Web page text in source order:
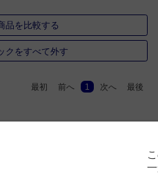
品を比較する
クをすべて外す
最初 前へ 1 次へ 最後